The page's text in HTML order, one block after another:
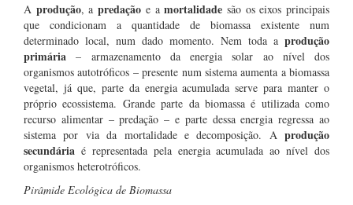
A produção, apredação e amortalidade são os eixos principais
que condicionam a quantidade de biomassa existente num
determinado local, num dado momento. Nem toda a produção
primária – armazenamento da energia solar ao nível dos
organismos autotróficos – presente num sistema aumenta a biomassa
vegetal, já que, parte da energia acumulada serve para manter o
próprio ecossistema. Grande parte da biomassa é utilizada como
recurso alimentar – predação – e parte dessa energia regressa ao
sistema por via da mortalidade e decomposição. A produção
secundária é representada pela energia acumulada ao nível dos
organismos heterotróficos.
Pirâmide Ecológica de Biomassa